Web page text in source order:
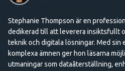
Stephanie Thompson är en
dedikerad till att leverera insiktsfullt
teknik och digitala lösningar. Med sin
komplexa ämnen ger hon läsarna
utmaningar som dataåterställning,